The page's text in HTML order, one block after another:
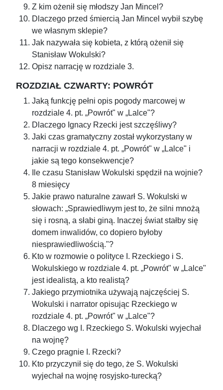
Z kim ożenił się młodszy Jan Mincel?
Dlaczego przed śmiercią Jan Mincel wybił szybę
we własnym sklepie?
Jak nazywała się kobieta, z którą ożenił się
Stanisław Wokulski?
Opisz narrację w rozdziale 3.
ROZDZIAŁ CZWARTY: POWRÓT
Jaką funkcję pełni opis pogody marcowej w
rozdziale 4. pt. „Powrót" w „Lalce"?
Dlaczego Ignacy Rzecki jest szczęśliwy?
Jaki czas gramatyczny został wykorzystany w
narracji w rozdziale 4. pt. „Powrót" w „Lalce" i
jakie są tego konsekwencje?
Ile czasu Stanisław Wokulski spędził na wojnie?
8 miesięcy
Jakie prawo naturalne zawarł S. Wokulski w
słowach: „Sprawiedliwym jest to, że silni mnożą
się i rosną, a słabi giną. Inaczej świat stałby się
domem inwalidów, co dopiero byłoby
niesprawiedliwością."?
Kto w rozmowie o polityce I. Rzeckiego i S.
Wokulskiego w rozdziale 4. pt. „Powrót" w „Lalce"
jest idealistą, a kto realistą?
Jakiego przymiotnika używają najczęściej S.
Wokulski i narrator opisując Rzeckiego w
rozdziale 4. pt. „Powrót" w „Lalce"?
Dlaczego wg I. Rzeckiego S. Wokulski wyjechał
na wojnę?
Czego pragnie I. Rzecki?
Kto przyczynił się do tego, że S. Wokulski
wyjechał na wojnę rosyjsko-turecką?